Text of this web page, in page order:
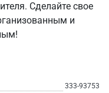
Сделайте свое
и
333-93753